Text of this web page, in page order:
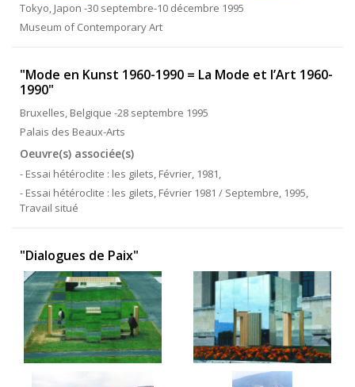
Tokyo, Japon -30 septembre-10 décembre 1995
Museum of Contemporary Art
"Mode en Kunst 1960-1990 = La Mode et l’Art 1960-
1990"
Bruxelles, Belgique -28 septembre 1995
Palais des Beaux-Arts
Oeuvre(s) associée(s)
- Essai hétéroclite : les gilets, Février, 1981,
- Essai hétéroclite : les gilets, Février 1981 / Septembre, 1995,
Travail situé
"Dialogues de Paix"